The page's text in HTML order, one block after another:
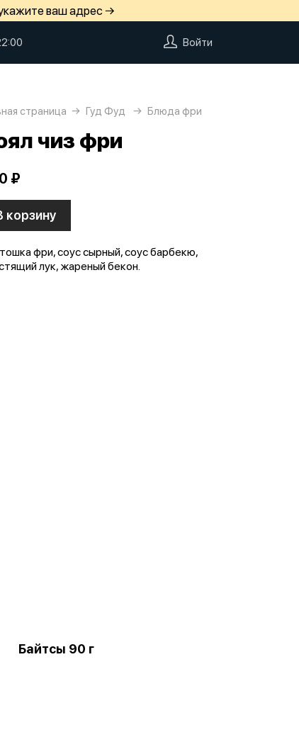
ваш адрес →
Войти
страница Гуд Фуд Блюда фри
чиз фри
₽
корзину
фри, соус сырный, соус барбекю,
лук, жареный бекон.
Байтсы 90 г